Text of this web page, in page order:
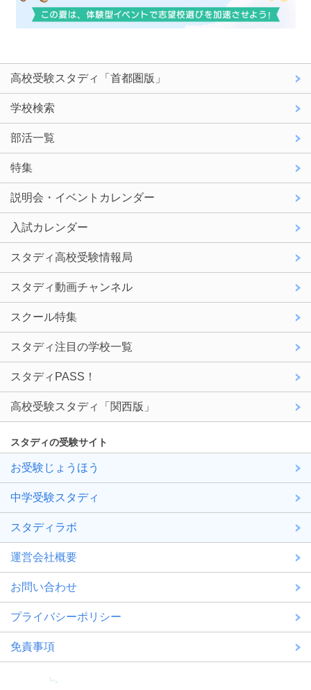
高校受験スタディ「首都圏版」
学校検索
部活一覧
特集
説明会・イベントカレンダー
入試カレンダー
スタディ高校受験情報局
スタディ動画チャンネル
スクール特集
スタディ注目の学校一覧
スタディPASS！
高校受験スタディ「関西版」
スタディの受験サイト
お受験じょうほう
中学受験スタディ
スタディラボ
運営会社概要
お問い合わせ
プライバシーポリシー
免責事項